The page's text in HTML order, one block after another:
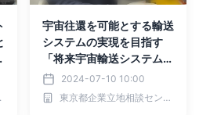
宇宙往還を可能とする輸送
システムの実現を目指す
「将来宇宙輸送システム株
式会社 代表取締役社長兼
CEO畑田康二郎氏・主席
研究員 庄山直芳氏」の取
2024-07-10 10:00
東京都企業立地相談センター